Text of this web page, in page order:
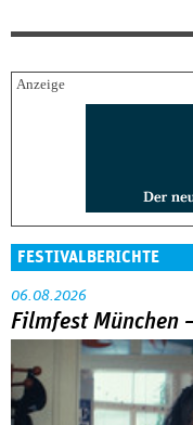
FESTIVALBERICHTE
06.08.2026
Filmfest München